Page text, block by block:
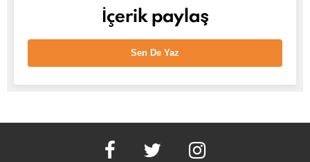
İçerik paylaş
Sen De Yaz